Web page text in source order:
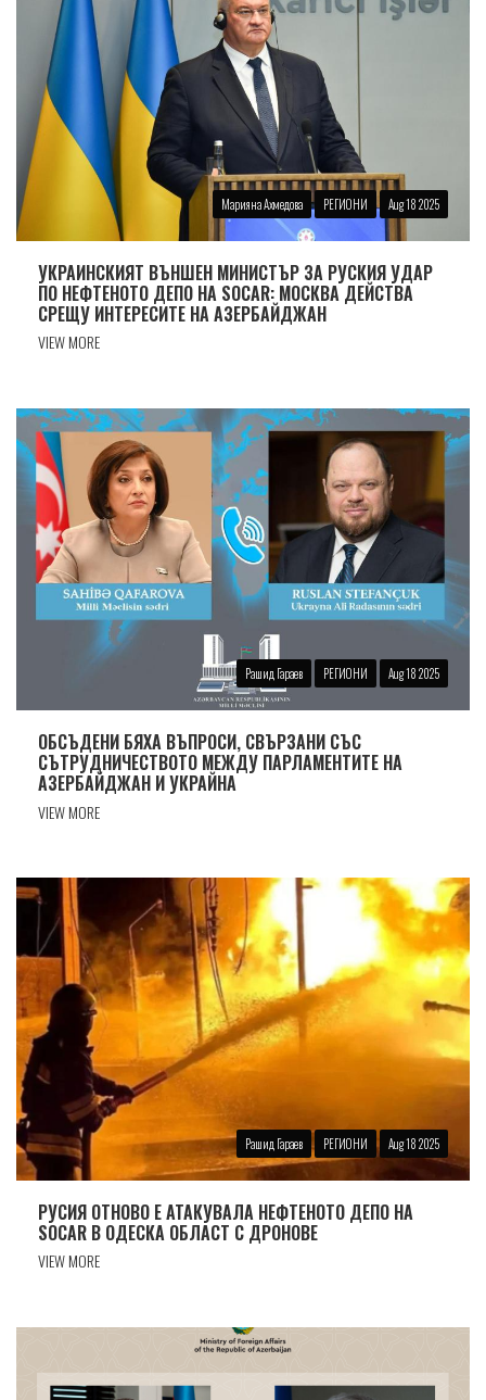
Марияна Ахмедова РЕГИОНИ Aug 18 2025
УКРАИНСКИЯТ ВЪНШЕН МИНИСТЪР ЗА РУСКИЯ УДАР
ПО НЕФТЕНОТО ДЕПО НА SOCAR: МОСКВА ДЕЙСТВА
СРЕЩУ ИНТЕРЕСИТЕ НА АЗЕРБАЙДЖАН
VIEW MORE
Рашид Гараев РЕГИОНИ Aug 18 2025
ОБСЪДЕНИ БЯХА ВЪПРОСИ, СВЪРЗАНИ СЪС
СЪТРУДНИЧЕСТВОТО МЕЖДУ ПАРЛАМЕНТИТЕ НА
АЗЕРБАЙДЖАН И УКРАЙНА
VIEW MORE
Рашид Гараев РЕГИОНИ Aug 18 2025
РУСИЯ ОТНОВО Е АТАКУВАЛА НЕФТЕНОТО ДЕПО НА
SOCAR В ОДЕСКА ОБЛАСТ С ДРОНОВЕ
VIEW MORE